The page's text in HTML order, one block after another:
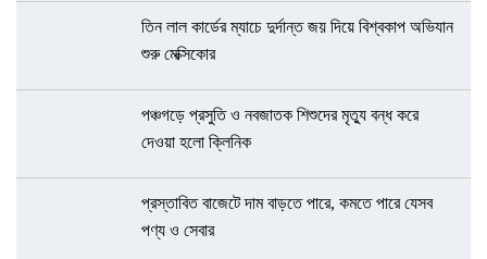
তিন লাল কার্ডের ম্যাচে দুর্দান্ত জয় দিয়ে বিশ্বকাপ অভিযান
শুরু মেক্সিকোর
পঞ্চগড়ে প্রসুতি ও নবজাতক শিশুদের মৃত্যু বন্ধ করে
দেওয়া হলো ক্লিনিক
প্রস্তাবিত বাজেটে দাম বাড়তে পারে, কমতে পারে যেসব
পণ্য ও সেবার